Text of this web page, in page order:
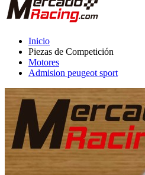
Inicio
Piezas de Competición
Motores
Admision peugeot sport